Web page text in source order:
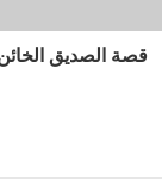
قصة الصديق